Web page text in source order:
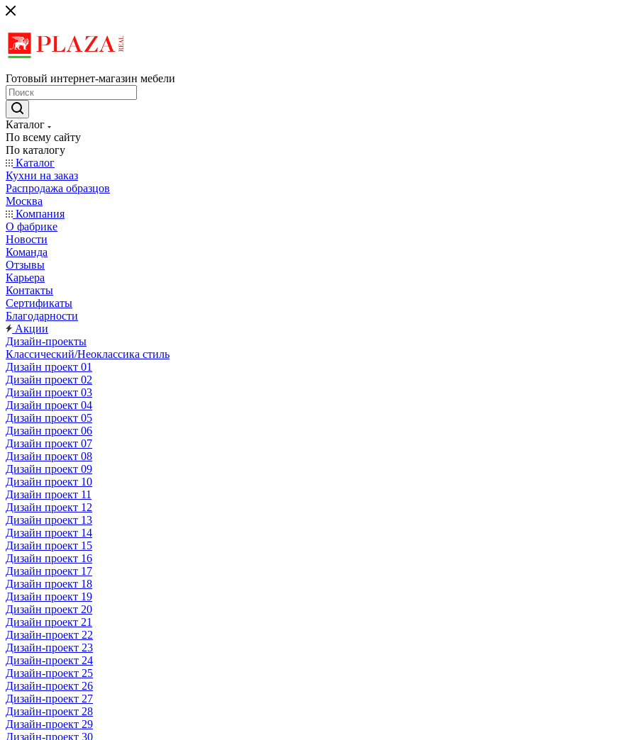
Готовый интернет-магазин мебели
Каталог
По всему сайту
По каталогу
Каталог
Кухни на заказ
Распродажа образцов
Москва
Компания
О фабрике
Новости
Команда
Отзывы
Карьера
Контакты
Сертификаты
Благодарности
Акции
Дизайн-проекты
Классический/Неоклассика стиль
Дизайн проект 01
Дизайн проект 02
Дизайн проект 03
Дизайн проект 04
Дизайн проект 05
Дизайн проект 06
Дизайн проект 07
Дизайн проект 08
Дизайн проект 09
Дизайн проект 10
Дизайн проект 11
Дизайн проект 12
Дизайн проект 13
Дизайн проект 14
Дизайн проект 15
Дизайн проект 16
Дизайн проект 17
Дизайн проект 18
Дизайн проект 19
Дизайн проект 20
Дизайн проект 21
Дизайн-проект 22
Дизайн-проект 23
Дизайн-проект 24
Дизайн-проект 25
Дизайн-проект 26
Дизайн-проект 27
Дизайн-проект 28
Дизайн-проект 29
Дизайн-проект 30